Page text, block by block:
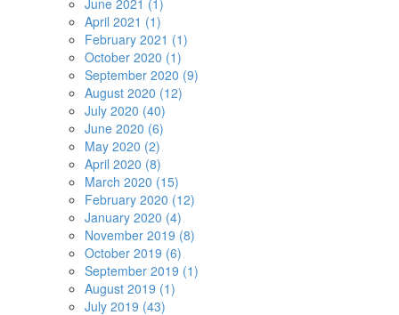
June 2021 (1)
April 2021 (1)
February 2021 (1)
October 2020 (1)
September 2020 (9)
August 2020 (12)
July 2020 (40)
June 2020 (6)
May 2020 (2)
April 2020 (8)
March 2020 (15)
February 2020 (12)
January 2020 (4)
November 2019 (8)
October 2019 (6)
September 2019 (1)
August 2019 (1)
July 2019 (43)